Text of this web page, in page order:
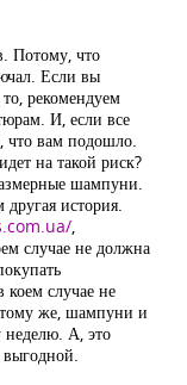
Потому, что
Если вы
рекомендуем
И, если все
что вам подошло.
на такой риск?
шампуни.
история.
,
случае не должна
коем случае не
тому же, шампуни и
неделю. А, это
выгодной.